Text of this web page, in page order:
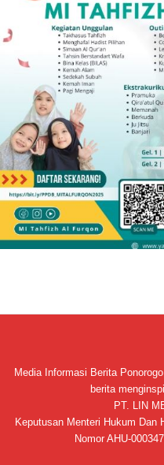
Media Informasi Berita
berita
PT. LIN
Keputusan Menteri Hukum Dan
Nomor AHU-